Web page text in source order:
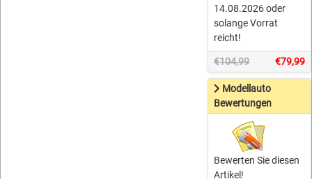
14.08.2026 oder
solange Vorrat
reicht!
€104,99 €79,99
Modellauto
Bewertungen
Bewerten Sie diesen
Artikel!